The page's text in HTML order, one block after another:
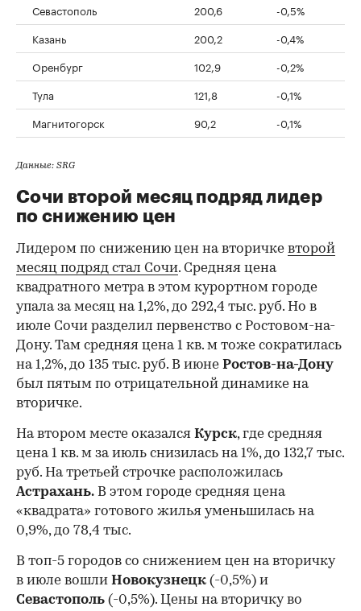
Севастополь
200,6
-0,5%
Казань
200,2
-0,4%
Оренбург
102,9
-0,2%
Тула
121,8
-0,1%
Магнитогорск
90,2 -0,1%
Данные: SRG
Сочи второй месяц подряд лидер
по снижению цен
Лидером по снижению цен на вторичке второй
месяц подряд стал Сочи. Средняя цена
квадратного метра в этом курортном городе
упала за месяц на 1,2%, до 292,4 тыс. руб. Но в
июле Сочи разделил первенство с Ростовом-на-
Дону. Там средняя цена 1 кв. м тоже сократилась
на 1,2%, до 135 тыс. руб. В июне Ростов-на-Дону
был пятым по отрицательной динамике на
вторичке.
На втором месте оказался Курск, где средняя
цена 1 кв. м за июль снизилась на 1%, до 132,7 тыс.
руб. На третьей строчке расположилась
Астрахань. В этом городе средняя цена
«квадрата» готового жилья уменьшилась на
0,9%, до 78,4 тыс.
В топ-5 городов со снижением цен на вторичку
в июле вошли Новокузнецк (-0,5%) и
Севастополь (-0,5%). Цены на вторичку во